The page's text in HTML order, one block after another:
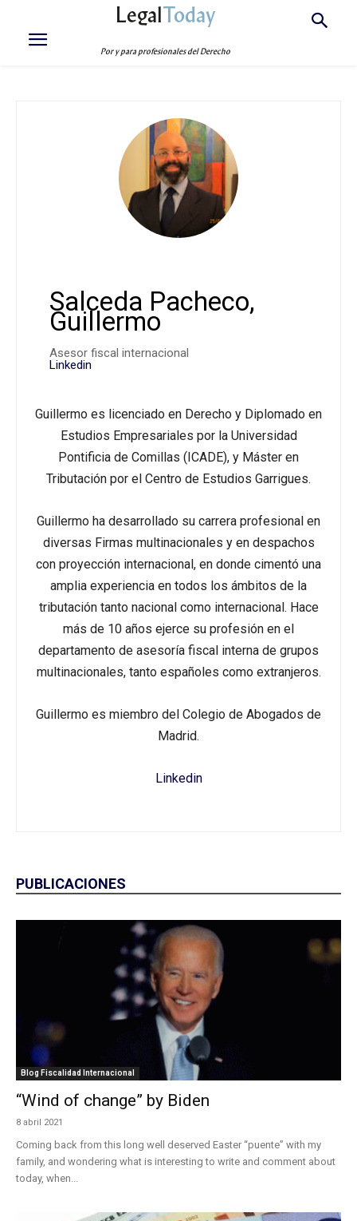
LegalToday
Por y para profesionales del Derecho
Salceda Pacheco,
Guillermo
Asesor fiscal internacional
Linkedin
Guillermo es licenciado en Derecho y Diplomado en
Estudios Empresariales por la Universidad
Pontificia de Comillas (ICADE), y Máster en
Tributación por el Centro de Estudios Garrigues.
Guillermo ha desarrollado su carrera profesional en
diversas Firmas multinacionales y en despachos
con proyección internacional, en donde cimentó una
amplia experiencia en todos los ámbitos de la
tributación tanto nacional como internacional. Hace
más de 10 años ejerce su profesión en el
departamento de asesoría fiscal interna de grupos
multinacionales, tanto españoles como extranjeros.
Guillermo es miembro del Colegio de Abogados de
Madrid.
Linkedin
PUBLICACIONES
Blog Fiscalidad Internacional
“Wind of change” by Biden
8 abril 2021
Coming back from this long well deserved Easter “puente” with my
family, and wondering what is interesting to write and comment about
today, when...